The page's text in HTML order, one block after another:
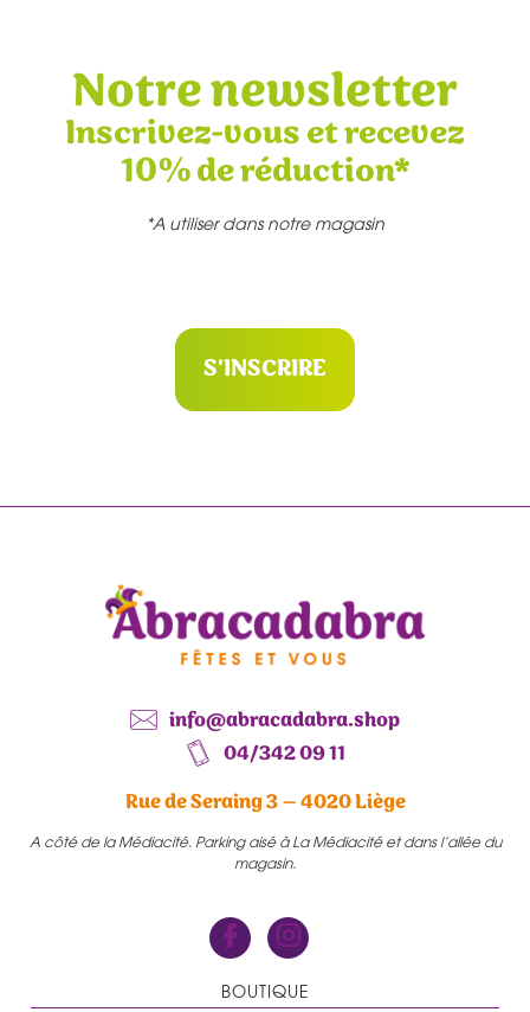
Notre newsletter
Inscrivez-vous et recevez
10% de réduction*
*A utiliser dans notre magasin
S'INSCRIRE
info@abracadabra.shop
04/342 09 11
Rue de Seraing 3 – 4020 Liège
A côté de la Médiacité. Parking aisé à La Médiacité et dans l’allée du
magasin.
BOUTIQUE